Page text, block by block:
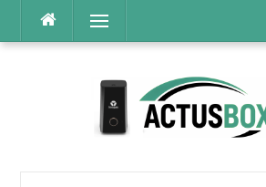
contenu
Menu